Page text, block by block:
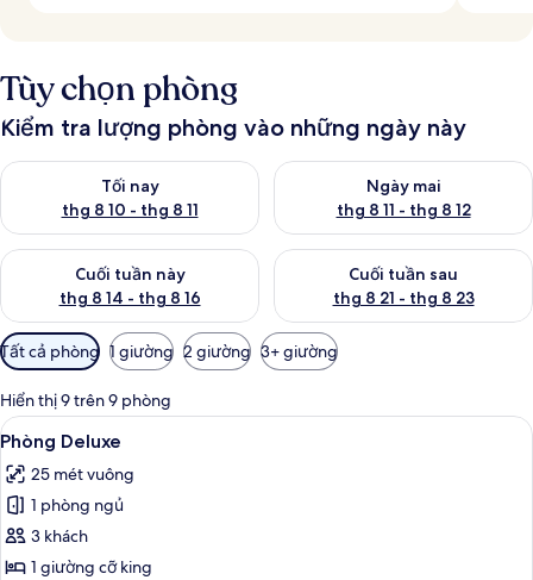
Tùy chọn phòng
Kiểm tra lượng phòng vào những ngày này
Tối nay
thg 8 10 - thg 8 11
Kiểm tra lượng phòng tối nay từ thg 8 10 - thg 8 11
Ngày mai
thg 8 11 - thg 8 12
Kiểm tra lượng phòng ngày
Cuối tuần này
thg 8 14 - thg 8 16
Kiểm tra lượng phòng cuối tuần này từ thg 8 14 - thg 8 16
Cuối tuần sau
thg 8 21 - thg 8 23
Kiểm tra lượng phòng cuối
Bộ
lọc
có
thể
dùng
để
lọc
tìm
phòng
Tất cả phòng 1 giường 2 giường 3+ giường
Hiển thị 9 trên 9 phòng
Xem
tất
cả
ảnh
Phòng
Deluxe
Bộ đồ giường cao cấp, minibar với
5
Phòng Deluxe
25 mét vuông
1 phòng ngủ
3 khách
1 giường cỡ king